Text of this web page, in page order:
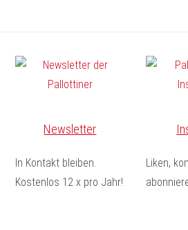
Newsletter
In Kontakt bleiben.
Kostenlos 12 x pro Jahr!
Liken,